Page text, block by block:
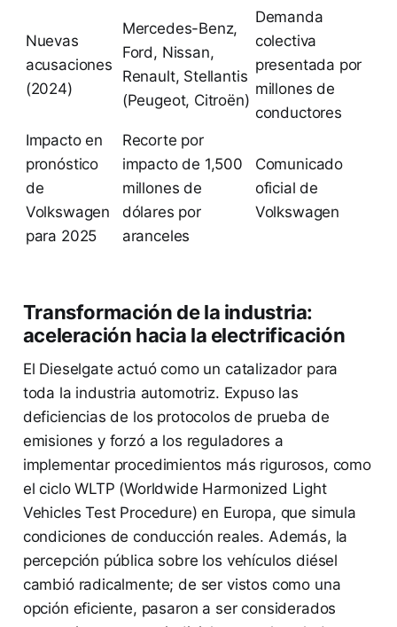
Nuevas
acusaciones
(2024)
Mercedes-Benz,
Ford, Nissan,
Renault, Stellantis
(Peugeot, Citroën)
Demanda
colectiva
presentada por
millones de
conductores
Impacto en
pronóstico
de
Volkswagen
para 2025
Recorte por
impacto de 1,500
millones de
dólares por
aranceles
Comunicado
oficial de
Volkswagen
Transformación de la industria:
aceleración hacia la electrificación
El Dieselgate actuó como un catalizador para
toda la industria automotriz. Expuso las
deficiencias de los protocolos de prueba de
emisiones y forzó a los reguladores a
implementar procedimientos más rigurosos, como
el ciclo WLTP (Worldwide Harmonized Light
Vehicles Test Procedure) en Europa, que simula
condiciones de conducción reales. Además, la
percepción pública sobre los vehículos diésel
cambió radicalmente; de ser vistos como una
opción eficiente, pasaron a ser considerados